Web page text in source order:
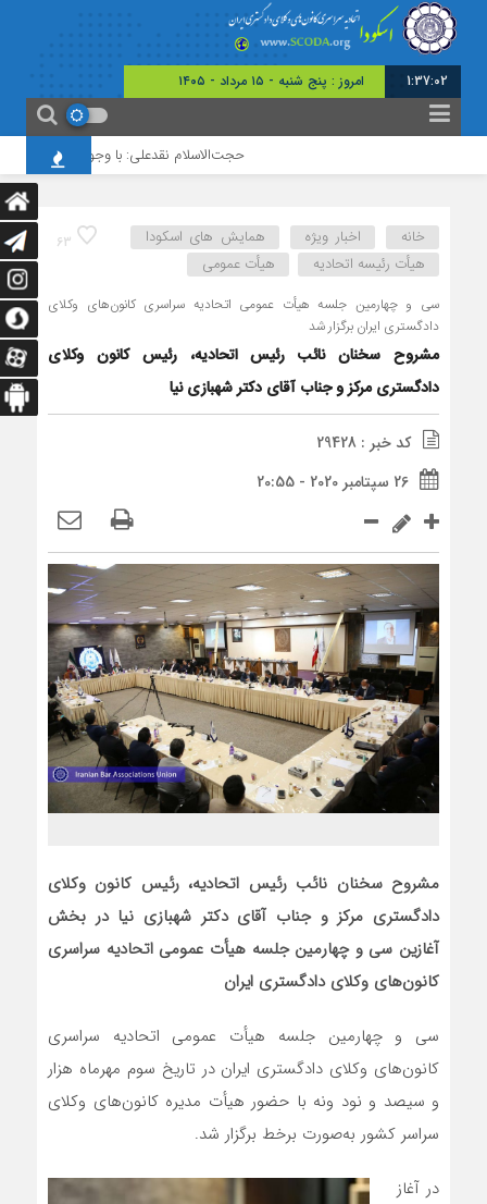
1:37:03 امروز : پنج شنبه - ۱۵ مرداد - ۱۴۰۵
حجت‌الاسلام نقدعلی: با وجود افزایش
63 خانه اخبار ویژه
همایش های اسکودا
هیأت رئیسه اتحادیه
هیأت عمومی
سی و چهارمین جلسه هیأت عمومی اتحادیه سراسری کانون‌های وکلای
دادگستری ایران برگزار شد
مشروح سخنان نائب رئیس اتحادیه، رئیس کانون وکلای
دادگستری مرکز و جناب آقای دکتر شهبازی نیا
کد خبر : 29428
26 سپتامبر 2020 - 20:55
مشروح سخنان نائب رئیس اتحادیه، رئیس کانون وکلای
دادگستری مرکز و جناب آقای دکتر شهبازی نیا در بخش
آغازین سی و چهارمین جلسه هیأت عمومی اتحادیه سراسری
کانون‌های وکلای دادگستری ایران
سی و چهارمین جلسه هیأت عمومی اتحادیه سراسری
کانون‌های وکلای دادگستری ایران در تاریخ سوم مهرماه هزار
و سیصد و نود ونه با حضور هیأت مدیره کانون‌های وکلای
سراسر کشور به‌صورت برخط برگزار شد.
در آغاز